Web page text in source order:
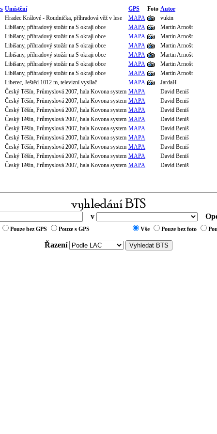
Umístění GPS Foto Autor
Hradec Králové - Roudnička, příhradová věž v lese
MAPA
vukin
Libišany, příhradový stožár na S okraji obce
MAPA
Martin Arnošt
Libišany, příhradový stožár na S okraji obce
MAPA
Martin Arnošt
Libišany, příhradový stožár na S okraji obce
MAPA
Martin Arnošt
Libišany, příhradový stožár na S okraji obce
MAPA
Martin Arnošt
Libišany, příhradový stožár na S okraji obce
MAPA
Martin Arnošt
Libišany, příhradový stožár na S okraji obce
MAPA
Martin Arnošt
Liberec, Ještěd 1012 m, televizní vysílač
MAPA
JardaH
Český Těšín, Průmyslová 2007, hala Kovona system MAPA
David Beniš
Český Těšín, Průmyslová 2007, hala Kovona system MAPA
David Beniš
Český Těšín, Průmyslová 2007, hala Kovona system MAPA
David Beniš
Český Těšín, Průmyslová 2007, hala Kovona system MAPA
David Beniš
Český Těšín, Průmyslová 2007, hala Kovona system MAPA
David Beniš
Český Těšín, Průmyslová 2007, hala Kovona system MAPA
David Beniš
Český Těšín, Průmyslová 2007, hala Kovona system MAPA
David Beniš
Český Těšín, Průmyslová 2007, hala Kovona system MAPA
David Beniš
Český Těšín, Průmyslová 2007, hala Kovona system MAPA David Beniš
v
Pouze bez GPS Pouze s GPS Vše Pouze bez foto
Řazení